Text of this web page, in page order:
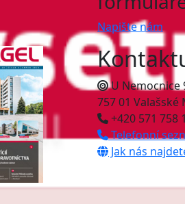
Napište nám
U Nemocnice
757 01 Valašské
+420 571 758
Telefonní
Jak nás